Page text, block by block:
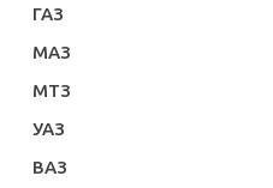
ГАЗ
МАЗ
МТЗ
УАЗ
ВАЗ